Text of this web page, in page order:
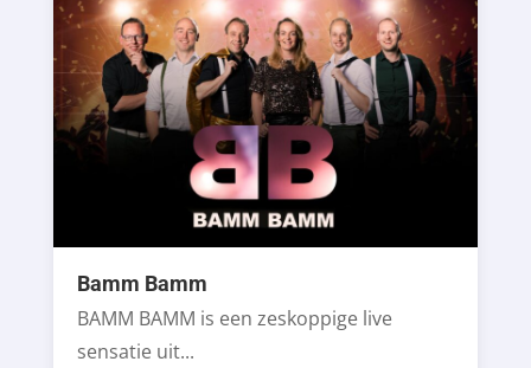
Bamm Bamm
BAMM BAMM is een zeskoppige live
sensatie uit...